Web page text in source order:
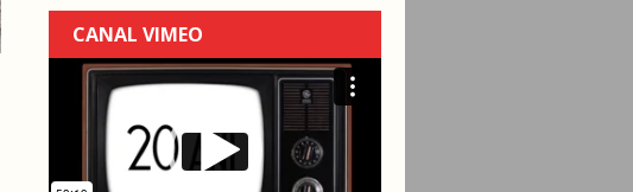
CANAL VIMEO
Video